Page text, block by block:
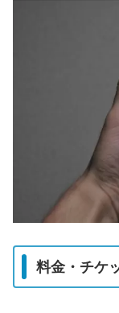
料金・チケ